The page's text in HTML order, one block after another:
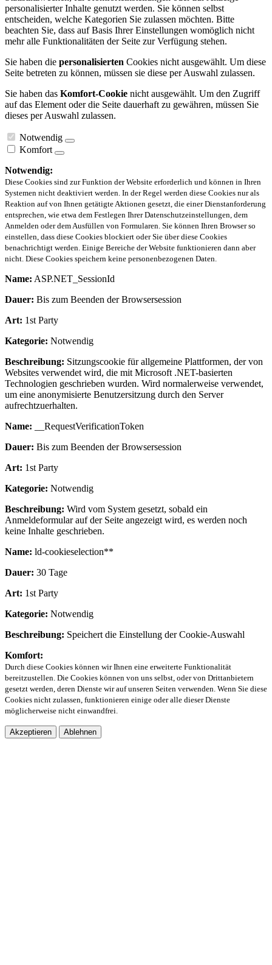
personalisierter Inhalte genutzt werden. Sie können selbst
entscheiden, welche Kategorien Sie zulassen möchten. Bitte
beachten Sie, dass auf Basis Ihrer Einstellungen womöglich nicht
mehr alle Funktionalitäten der Seite zur Verfügung stehen.
Sie haben die personalisierten Cookies nicht ausgewählt. Um diese
Seite betreten zu können, müssen sie diese per Auswahl zulassen.
Sie haben das Komfort-Cookie nicht ausgewählt. Um den Zugriff
auf das Element oder die Seite dauerhaft zu gewähren, müssen Sie
dieses per Auswahl zulassen.
Notwendig
Komfort
Notwendig:
Diese Cookies sind zur Funktion der Website erforderlich und können in Ihren
Systemen nicht deaktiviert werden. In der Regel werden diese Cookies nur als
Reaktion auf von Ihnen getätigte Aktionen gesetzt, die einer Dienstanforderung
entsprechen, wie etwa dem Festlegen Ihrer Datenschutzeinstellungen, dem
Anmelden oder dem Ausfüllen von Formularen. Sie können Ihren Browser so
einstellen, dass diese Cookies blockiert oder Sie über diese Cookies
benachrichtigt werden. Einige Bereiche der Website funktionieren dann aber
nicht. Diese Cookies speichern keine personenbezogenen Daten.
Name: ASP.NET_SessionId
Dauer: Bis zum Beenden der Browsersession
Art: 1st Party
Kategorie: Notwendig
Beschreibung: Sitzungscookie für allgemeine Plattformen, der von
Websites verwendet wird, die mit Microsoft .NET-basierten
Technologien geschrieben wurden. Wird normalerweise verwendet,
um eine anonymisierte Benutzersitzung durch den Server
aufrechtzuerhalten.
Name: __RequestVerificationToken
Dauer: Bis zum Beenden der Browsersession
Art: 1st Party
Kategorie: Notwendig
Beschreibung: Wird vom System gesetzt, sobald ein
Anmeldeformular auf der Seite angezeigt wird, es werden noch
keine Inhalte geschrieben.
Name: ld-cookieselection**
Dauer: 30 Tage
Art: 1st Party
Kategorie: Notwendig
Beschreibung: Speichert die Einstellung der Cookie-Auswahl
Komfort:
Durch diese Cookies können wir Ihnen eine erweiterte Funktionalität
bereitzustellen. Die Cookies können von uns selbst, oder von Drittanbietern
gesetzt werden, deren Dienste wir auf unseren Seiten verwenden. Wenn Sie diese
Cookies nicht zulassen, funktionieren einige oder alle dieser Dienste
möglicherweise nicht einwandfrei.
Akzeptieren Ablehnen